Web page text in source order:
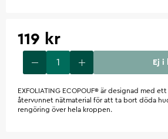
119 kr
Ej i
EXFOLIATING ECOPOUF® är designad med
återvunnet nätmaterial för att ta bort döda
rengöring över hela kroppen.